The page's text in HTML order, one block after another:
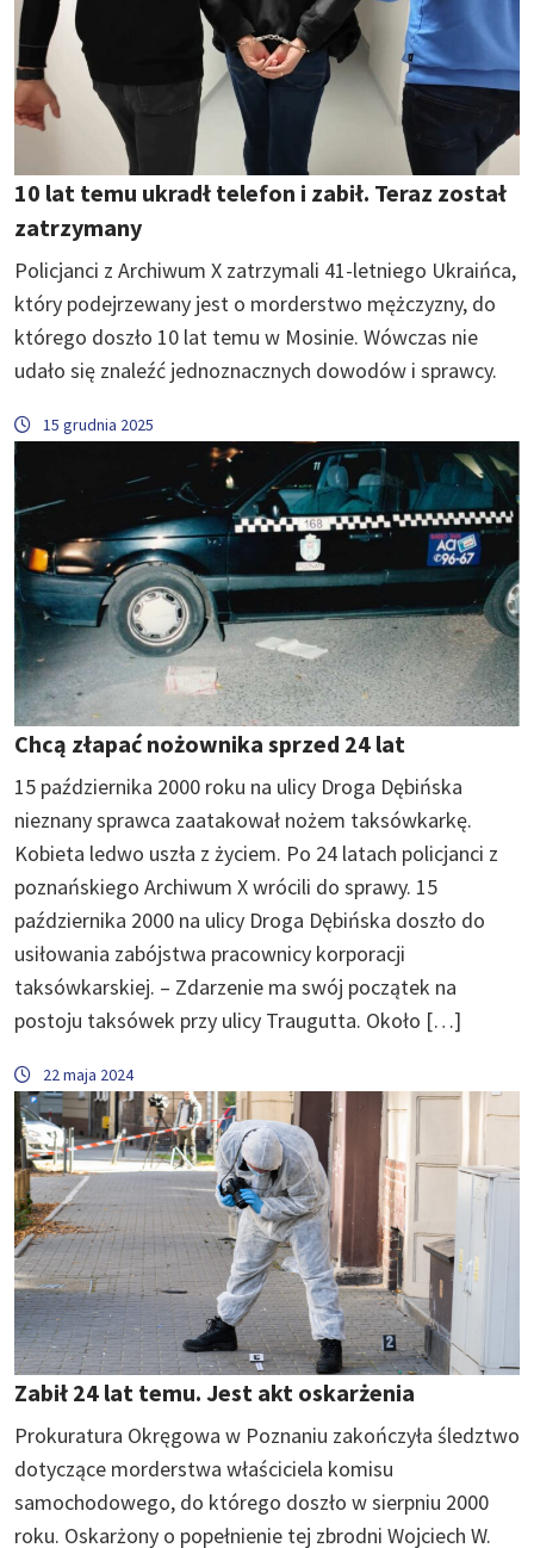
10 lat temu ukradł telefon i zabił. Teraz został
zatrzymany
Policjanci z Archiwum X zatrzymali 41-letniego Ukraińca,
który podejrzewany jest o morderstwo mężczyzny, do
którego doszło 10 lat temu w Mosinie. Wówczas nie
udało się znaleźć jednoznacznych dowodów i sprawcy.
15 grudnia 2025
Chcą złapać nożownika sprzed 24 lat
15 października 2000 roku na ulicy Droga Dębińska
nieznany sprawca zaatakował nożem taksówkarkę.
Kobieta ledwo uszła z życiem. Po 24 latach policjanci z
poznańskiego Archiwum X wrócili do sprawy. 15
października 2000 na ulicy Droga Dębińska doszło do
usiłowania zabójstwa pracownicy korporacji
taksówkarskiej. – Zdarzenie ma swój początek na
postoju taksówek przy ulicy Traugutta. Około […]
22 maja 2024
Zabił 24 lat temu. Jest akt oskarżenia
Prokuratura Okręgowa w Poznaniu zakończyła śledztwo
dotyczące morderstwa właściciela komisu
samochodowego, do którego doszło w sierpniu 2000
roku. Oskarżony o popełnienie tej zbrodni Wojciech W.